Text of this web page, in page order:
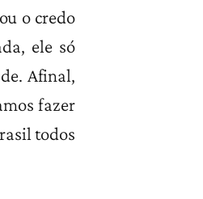
o credo
ele só
Afinal,
fazer
todos